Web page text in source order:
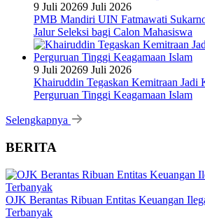
9 Juli 20269 Juli 2026
PMB Mandiri UIN Fatmawati
Jalur Seleksi bagi Calon Mahasiswa
9 Juli 20269 Juli 2026
Khairuddin Tegaskan Kemitraan Jadi
Perguruan Tinggi Keagamaan Islam
Selengkapnya
BERITA
OJK Berantas Ribuan Entitas Keuangan
Terbanyak